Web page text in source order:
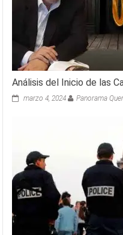
Análisis del Inicio de las
marzo 4, 2024 Panorama